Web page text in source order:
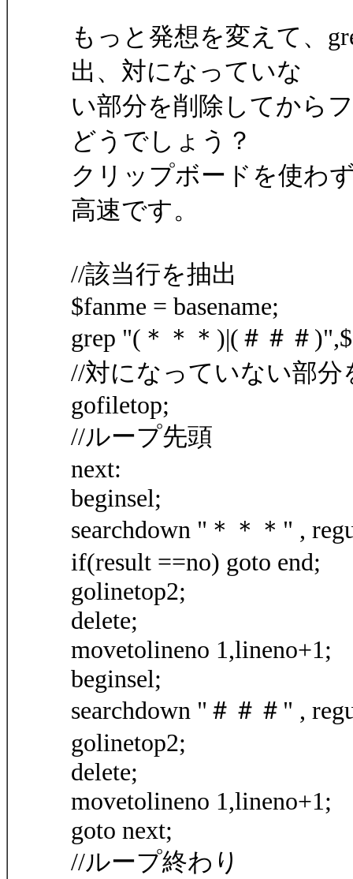
もっと発想を変えて、
出、対になっていな
い部分を削除してから
どうでしょう？
クリップボードを使わ
高速です。
//該当行を抽出
$fanme = basename;
grep "(＊＊＊)|(＃＃＃
//対になっていない部分
gofiletop;
//ループ先頭
next:
beginsel;
searchdown "＊＊＊" ,
if(result ==no) goto end;
golinetop2;
delete;
movetolineno 1,lineno+1;
beginsel;
searchdown "＃＃＃" ,
golinetop2;
delete;
movetolineno 1,lineno+1;
goto next;
//ループ終わり